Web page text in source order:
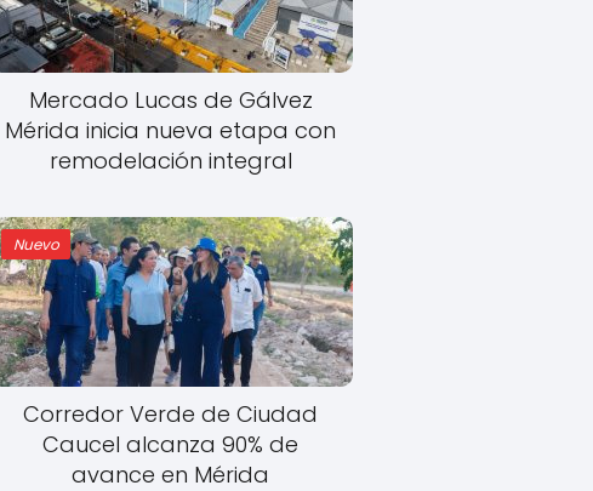
Mercado Lucas de Gálvez
Mérida inicia nueva etapa con
remodelación integral
Nuevo
Corredor Verde de Ciudad
Caucel alcanza 90% de
avance en Mérida